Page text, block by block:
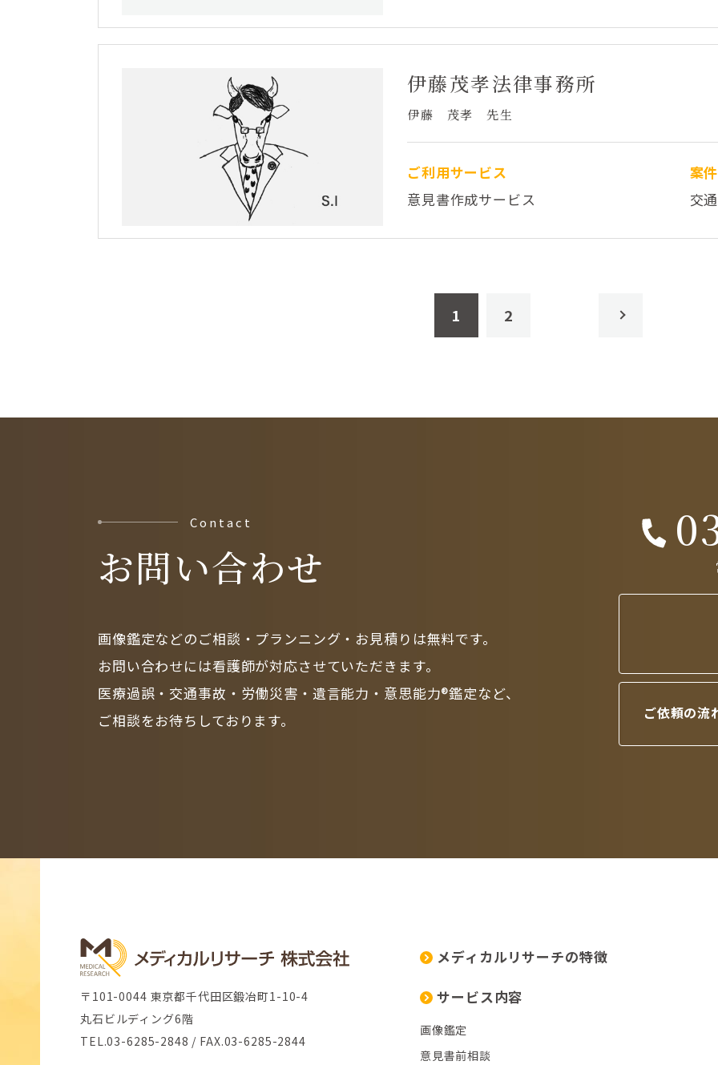
伊藤茂孝法律事務所
伊藤 茂孝 先生
ご利用サービス
意見書作成サービス
案
交
1 2 »
Contact
お問い合わせ
画像鑑定などのご相談・プランニング・お見積りは無料です。
お問い合わせには看護師が対応させていただきます。
医療過誤・交通事故・労働災害・遺言能力・意思能力®鑑定など、
ご相談をお待ちしております。
ご依頼の流
〒101-0044 東京都千代田区鍛冶町1-10-4
丸石ビルディング6階
TEL.03-6285-2848 / FAX.03-6285-2844
メディカルリサーチの特徴
サービス内容
画像鑑定
意見書前相談